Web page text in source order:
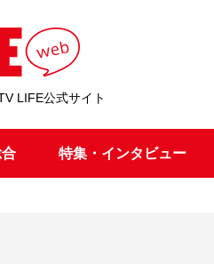
LIFE公式サイト
特集・インタビュー